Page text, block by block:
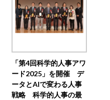
「第4回科学的人事アワ
ード2025」を開催 デ
ータとAIで変わる人事
戦略 科学的人事の最